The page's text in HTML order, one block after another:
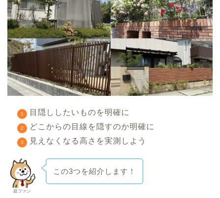
目隠ししたいものを明確に
どこからの目線を隠すのか明確に
見えなくなる高さを実測しよう
庭ファン
この3つを紹介します！